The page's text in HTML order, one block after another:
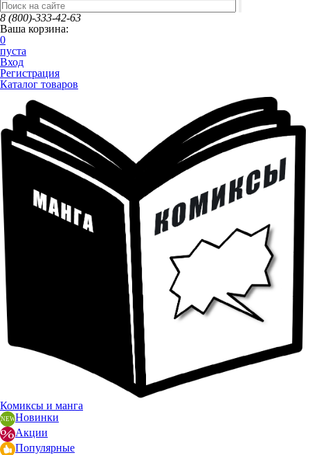
8 (800)-333-42-63
Ваша корзина:
0
пуста
Вход
Регистрация
Каталог товаров
Комиксы и манга
Новинки
Акции
Популярные